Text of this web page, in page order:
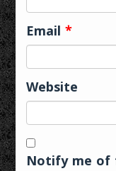
Email*
Website
Notify me of